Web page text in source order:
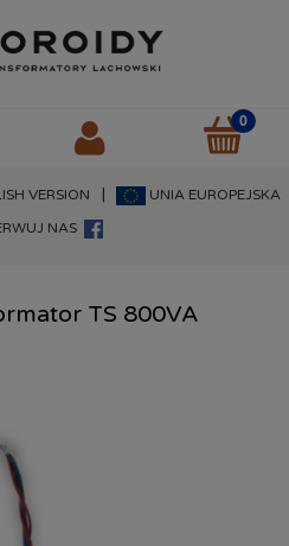
VERSION UNIA EUROPEJSKA
NAS
TS 800VA